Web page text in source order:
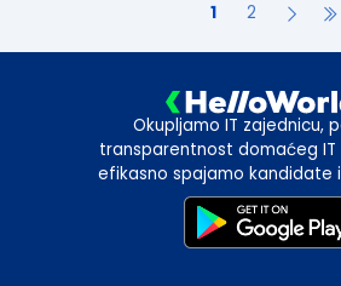
1 2
Okupljamo IT zajednicu,
transparentnost domaćeg
efikasno spajamo kandidate